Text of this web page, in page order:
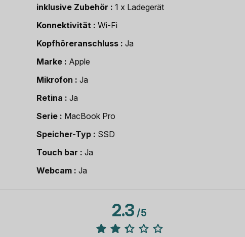
inklusive Zubehör
1 x Ladegerät
Konnektivität
Wi-Fi
Kopfhöreranschluss
Ja
Marke
Apple
Mikrofon
Ja
Retina
Ja
Serie
MacBook Pro
Speicher-Typ
SSD
Touch bar
Ja
Webcam
Ja
2.3/5